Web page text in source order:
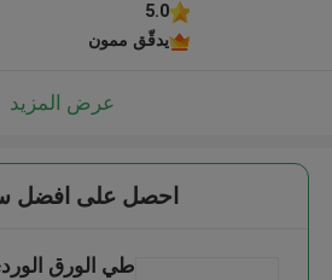
5.0
يدقّق ممون
عرض المزيد
احصل على افضل
طي الورق